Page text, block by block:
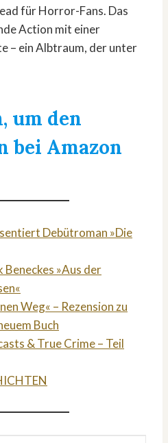
für Horror-Fans. Das
Action mit einer
– ein Albtraum, der unter
um den
bei Amazon
Debütroman »Die
Beneckes »Aus der
Weg« – Rezension zu
Buch
& True Crime – Teil